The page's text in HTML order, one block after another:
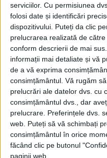
serviciilor. Cu permisiunea
folosi date și identificări
dispozitivului. Puteți da clic
prelucrarea realizată de
conform descrierii de mai
informații mai detaliate și vă
de a vă exprima
consimțământul. Vă rugăm
prelucrări ale datelor dvs. cu
consimțământul dvs., dar
prelucrare. Preferințele dvs.
web. Puteți să vă schimbați
consimțământul în orice
făcând clic pe butonul
paginii web.
Cea mai mare revistă de
Media KIT
PORTOFOLIU
Capital
Evenimentul Zilei